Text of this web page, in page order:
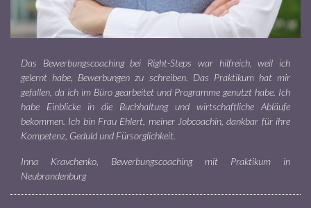
Das Bewerbungscoaching bei Right-Steps war hilfreich, weil ich
gelernt habe, Bewerbungen zu schreiben. Das Praktikum hat mir
gefallen, da ich im Büro gearbeitet und Programme genutzt habe. Ich
habe Einblicke in die Buchhaltung und wirtschaftliche Abläufe
bekommen. Ich bin Frau Ehlert, meiner Jobcoachin, dankbar für ihre
Kompetenz, Geduld und Fürsorglichkeit.
Inna Kravchenko, Bewerbungscoaching mit Praktikum in
Neubrandenburg